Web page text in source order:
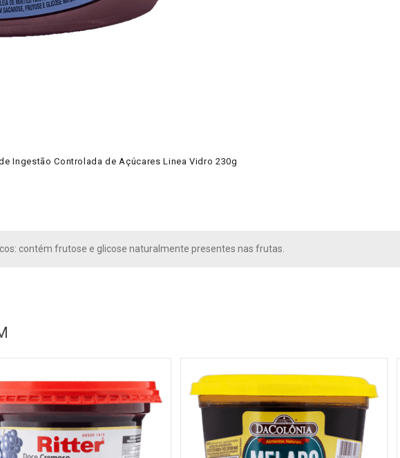
Ingestão Controlada de Açúcares Linea Vidro 230g
contém frutose e glicose naturalmente presentes nas frutas.